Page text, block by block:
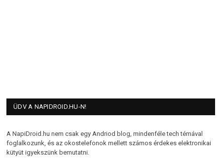
ÜDV A NAPIDROID.HU-N!
A NapiDroid.hu nem csak egy Andriod blog, mindenféle tech témával
foglalkozunk, és az okostelefonok mellett számos érdekes elektronikai
kütyüt igyekszünk bemutatni.